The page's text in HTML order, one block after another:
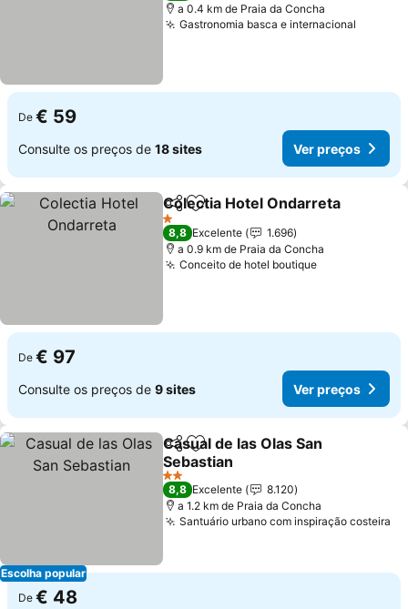
a 0.4 km de Praia da Concha
Gastronomia basca e internacional
De € 59
Consulte os preços de 18 sites Ver preços
PartilharAdicionar aos favoritos
Colectia Hotel Ondarreta
1 Estrelas
8,8 Excelente
1.696
a 0.9 km de Praia da Concha
Conceito de hotel boutique
De € 97
Consulte os preços de 9 sites Ver preços
Escolha popular
PartilharAdicionar aos favoritos
Casual de las Olas San
Sebastian
2 Estrelas
8,8 Excelente
8.120
a 1.2 km de Praia da Concha
Santuário urbano com inspiração costeira
De € 48